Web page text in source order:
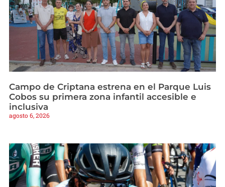
Campo de Criptana estrena en el Parque Luis
Cobos su primera zona infantil accesible e
inclusiva
agosto 6, 2026